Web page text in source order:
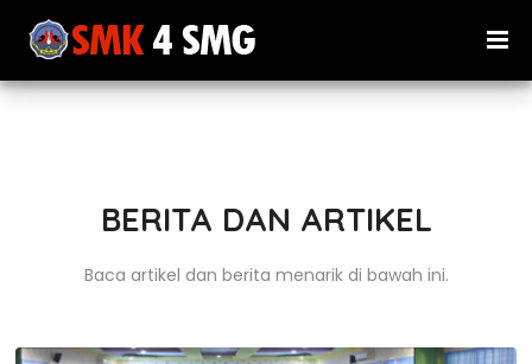
BERITA DAN ARTIKEL
Baca artikel dan berita menarik di bawah ini.